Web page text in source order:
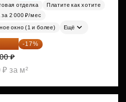
отделка
Платите как хотите
за 2 000 ₽/мес
окно (1 и более) Ещё
₽ -17%
₽
за м²